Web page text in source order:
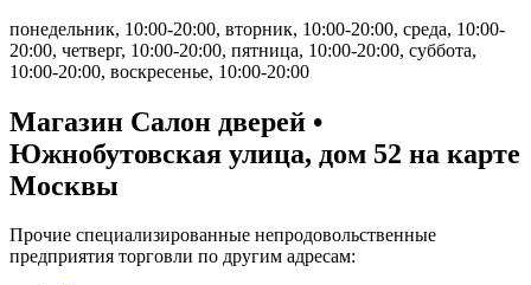
понедельник, 10:00-20:00, вторник, 10:00-20:00, среда, 10:00-
20:00, четверг, 10:00-20:00, пятница, 10:00-20:00, суббота,
10:00-20:00, воскресенье, 10:00-20:00
Магазин Салон дверей •
Южнобутовская улица, дом 52 на карте
Москвы
Прочие специализированные непродовольственные
предприятия торговли по другим адресам: